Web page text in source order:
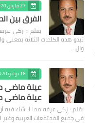
27 مارس 2020
الفرق بين
بقلم : زكى
تبدو هذه الكلمات الثلاثه بمعنى
وال…
16 يوليو 2020
عيلة ماضى
عيلة ماضى
بقلم : زكى عرفه مما لا شك فيه
فى جميع المجتمعات العربيه وغير